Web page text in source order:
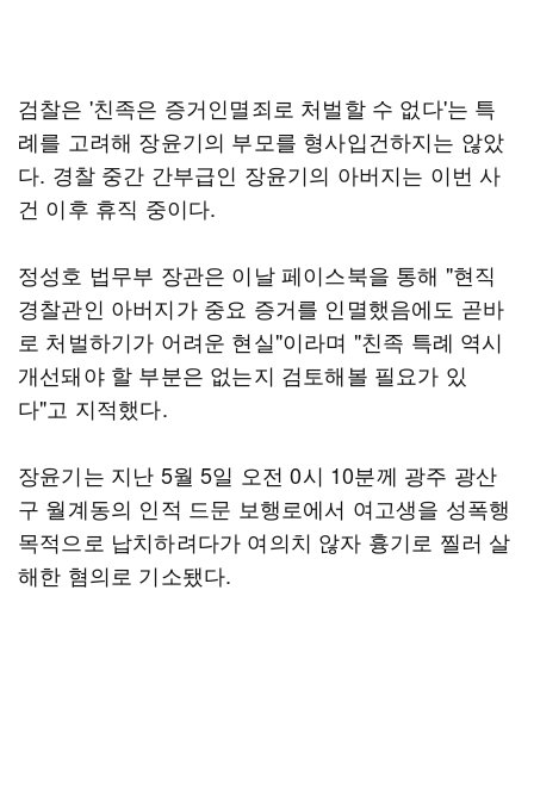
검찰은 '친족은 증거인멸죄로 처벌할 수 없다'는 특
례를 고려해 장윤기의 부모를 형사입건하지는 않았
다. 경찰 중간 간부급인 장윤기의 아버지는 이번 사
건 이후 휴직 중이다.
정성호 법무부 장관은 이날 페이스북을 통해 "현직
경찰관인 아버지가 중요 증거를 인멸했음에도 곧바
로 처벌하기가 어려운 현실"이라며 "친족 특례 역시
개선돼야 할 부분은 없는지 검토해볼 필요가 있
다"고 지적했다.
장윤기는 지난 5월 5일 오전 0시 10분께 광주 광산
구 월계동의 인적 드문 보행로에서 여고생을 성폭행
목적으로 납치하려다가 여의치 않자 흉기로 찔러 살
해한 혐의로 기소됐다.